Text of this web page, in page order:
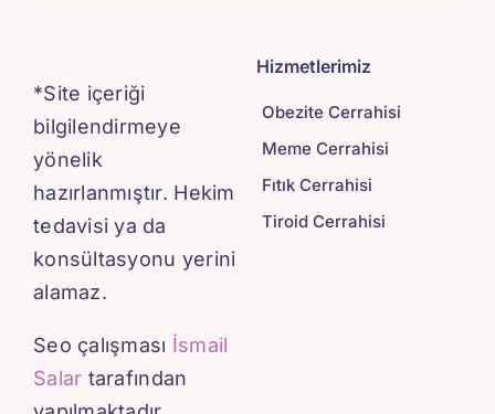
*Site içeriği
bilgilendirmeye
yönelik
hazırlanmıştır. Hekim
tedavisi ya da
konsültasyonu yerini
alamaz.
Seo çalışması İsmail
Salar tarafından
Hizmetlerimiz
Obezite Cerrahisi
Meme Cerrahisi
Fıtık Cerrahisi
Tiroid Cerrahisi